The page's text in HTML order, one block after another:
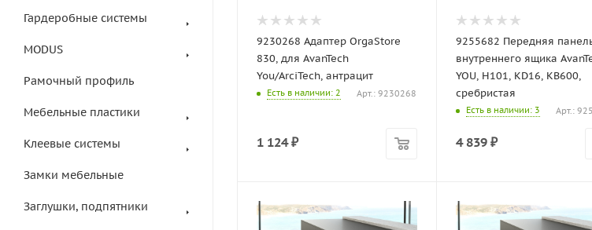
Гардеробные системы
MODUS
Рамочный профиль
Мебельные пластики
Клеевые системы
Замки мебельные
Заглушки, подпятники
9230268 Адаптер OrgaStore
830, для AvanTech
You/ArciTech, антрацит
Есть в наличии: 2 Арт.: 9230268
1 124₽
9255682 Передняя
внутреннего ящика
YOU, H101, KD16, KB600,
сребристая
Есть в наличии: 3 Арт.:
4 839 ₽